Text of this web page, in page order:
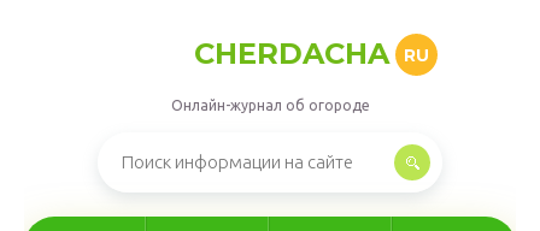
CHERDACHA RU
Онлайн-журнал об огороде